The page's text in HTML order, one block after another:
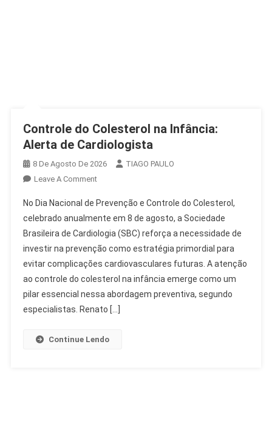
Controle do Colesterol na Infância:
Alerta de Cardiologista
8 De Agosto De 2026
TIAGO PAULO
Leave A CommentOn
Do
Colesterol
Na
Infância:
Alerta
De
Cardiologista
No Dia Nacional de Prevenção e Controle do Colesterol,
celebrado anualmente em 8 de agosto, a Sociedade
Brasileira de Cardiologia (SBC) reforça a necessidade de
investir na prevenção como estratégia primordial para
evitar complicações cardiovasculares futuras. A atenção
ao controle do colesterol na infância emerge como um
pilar essencial nessa abordagem preventiva, segundo
especialistas. Renato […]
Continue Lendo